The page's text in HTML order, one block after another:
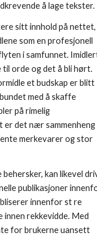
å lage tekster.
sitt innhold på nettet,
som en profesjonell
i samfunnet.
til orde og det å bli hørt.
et budskap er blitt
med å skaffe
på rimelig
er det nær sammenheng
merkevarer og stor
kan likevel
publikasjoner
innenfor st re
innen rekkevidde. Med
for brukerne uansett